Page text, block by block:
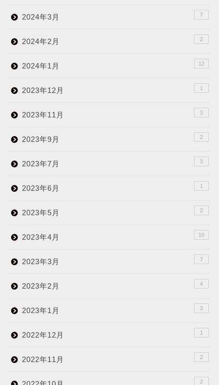
2024年3月 7
2024年2月 2
2024年1月 12
2023年12月 1
2023年11月 3
2023年9月 2
2023年7月 3
2023年6月 1
2023年5月 2
2023年4月 10
2023年3月 7
2023年2月 4
2023年1月 3
2022年12月 1
2022年11月 2
2